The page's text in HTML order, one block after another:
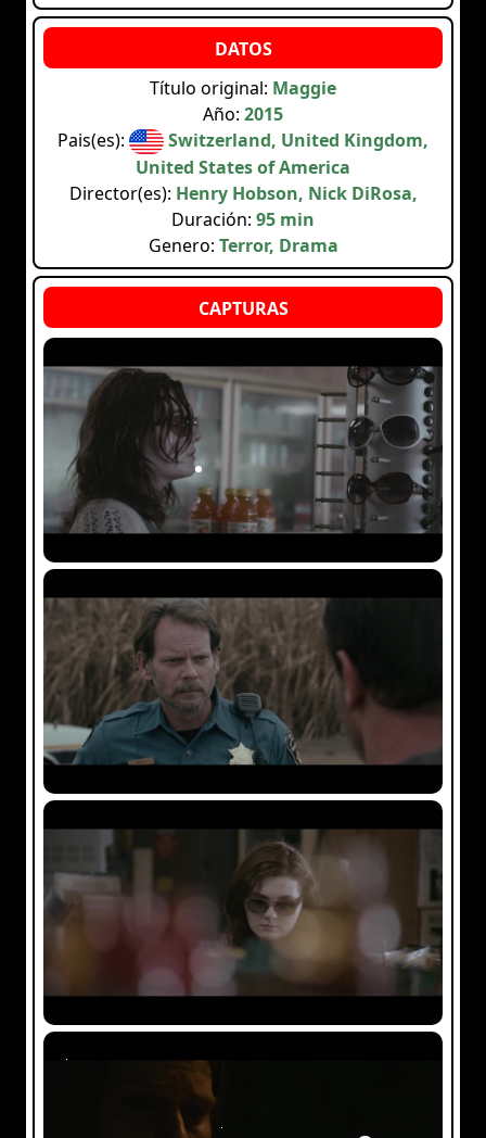
Título original: Maggie
Año: 2015
Pais(es):
Switzerland, United Kingdom,
United States of America
Director(es): Henry Hobson, Nick DiRosa,
Duración: 95 min
Genero: Terror, Drama